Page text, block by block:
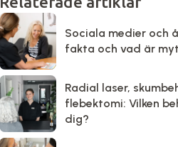
Sociala medier och
fakta och vad är
Radial laser,
flebektomi: Vilken
dig?